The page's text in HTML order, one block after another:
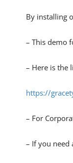
By installing
– This demo
– Here is the
https://
– For
– If you need